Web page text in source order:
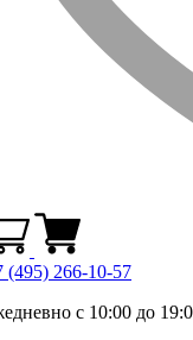
(495) 266-10-57
с 10:00 до